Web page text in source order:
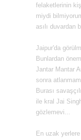
felaketlerinin
miydi
asılı duvardan
Jaipur'da
Bunlardan
Jantar Mantar
sonra
Burası
ile kral Jai
gözlemevi...
En uzak